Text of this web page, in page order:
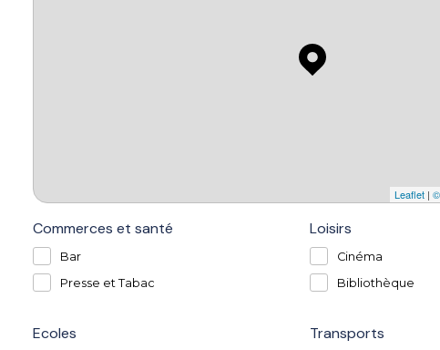
Leaflet | ©
Commerces et santé
Bar
Presse et Tabac
Loisirs
Cinéma
Bibliothèque
Ecoles Transports